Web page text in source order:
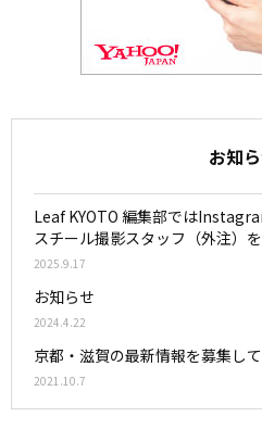
お知
Leaf KYOTO 編集部では
スチール撮影スタッフ（外注）
2025.9.17
お知らせ
2024.4.22
京都・滋賀の最新情報を募集して
2021.10.7